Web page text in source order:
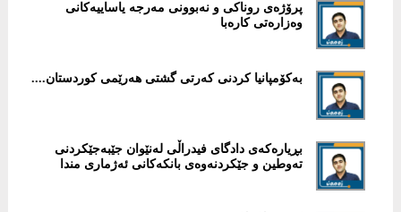
پرۆژەی روناكی و نەبوونی مەرجە یاساییەکانی
وەزارەتی کارەبا
بەکۆمپانیا کردنی کەرتی گشتی هەرێمی کوردستان....
بڕیارەكەی دادگای فیدراڵی لەنێوان جێبەجێكردنی
تەوطین و جێكردنەوەی بانكەكانی ئەژماری مندا